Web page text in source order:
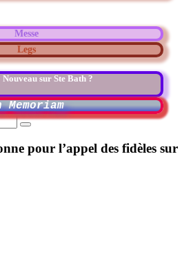
Messe
Legs
sur Ste Bath ?
Memoriam
pour l’appel des fidèles sur